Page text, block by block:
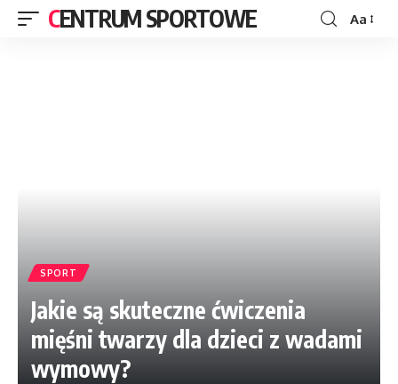
CENTRUM SPORTOWE Aa
SPORT
Jakie są skuteczne ćwiczenia
mięśni twarzy dla dzieci z wadami
wymowy?